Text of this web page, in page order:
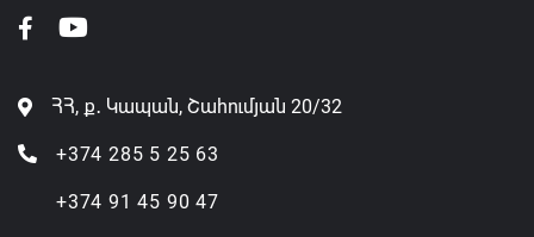
ՀՀ, ք․ Կապան, Շահումյան 20/32
+374 285 5 25 63
+374 91 45 90 47